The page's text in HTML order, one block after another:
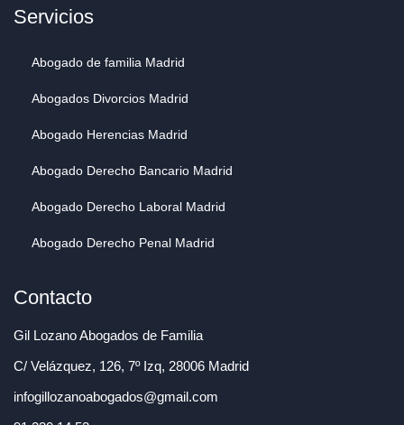
Servicios
Abogado de familia Madrid
Abogados Divorcios Madrid
Abogado Herencias Madrid
Abogado Derecho Bancario Madrid
Abogado Derecho Laboral Madrid
Abogado Derecho Penal Madrid
Contacto
Gil Lozano Abogados de Familia
C/ Velázquez, 126, 7º Izq, 28006 Madrid
infogillozanoabogados@gmail.com